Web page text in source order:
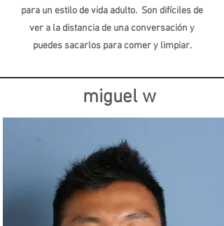
para un estilo de vida adulto. Son difíciles de
ver a la distancia de una conversación y
puedes sacarlos para comer y limpiar.
miguel w